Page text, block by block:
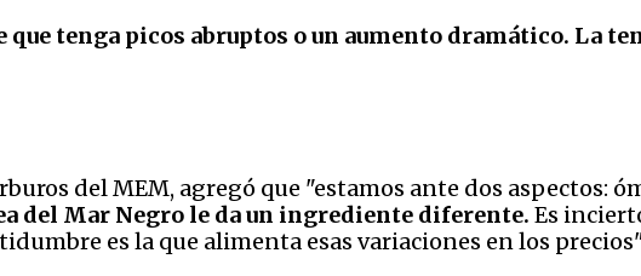
que tenga picos abruptos o un aumento dramático. La
del MEM, agregó que "estamos ante dos aspectos:
del Mar Negro le da un ingrediente diferente. Es
es la que alimenta esas variaciones en los